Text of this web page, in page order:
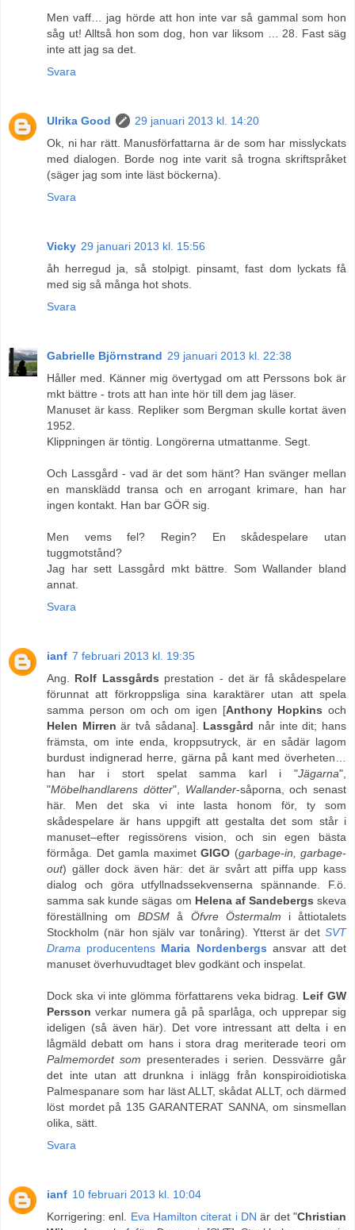
Men vaff… jag hörde att hon inte var så gammal som hon
såg ut! Alltså hon som dog, hon var liksom … 28. Fast säg
inte att jag sa det.
Svara
Ulrika Good
29 januari 2013 kl. 14:20
Ok, ni har rätt. Manusförfattarna är de som har misslyckats
med dialogen. Borde nog inte varit så trogna skriftspråket
(säger jag som inte läst böckerna).
Svara
Vicky 29 januari 2013 kl. 15:56
åh herregud ja, så stolpigt. pinsamt, fast dom lyckats få
med sig så många hot shots.
Svara
Gabrielle Björnstrand 29 januari 2013 kl. 22:38
Håller med. Känner mig övertygad om att Perssons bok är
mkt bättre - trots att han inte hör till dem jag läser.
Manuset är kass. Repliker som Bergman skulle kortat även
1952.
Klippningen är töntig. Longörerna utmattanme. Segt.
Och Lassgård - vad är det som hänt? Han svänger mellan
en mansklädd transa och en arrogant krimare, han har
ingen kontakt. Han bar GÖR sig.
Men vems fel? Regin? En skådespelare utan
tuggmotstånd?
Jag har sett Lassgård mkt bättre. Som Wallander bland
annat.
Svara
ianf 7 februari 2013 kl. 19:35
Ang. Rolf Lassgårds prestation - det är få skådespelare
förunnat att förkroppsliga sina karaktärer utan att spela
samma person om och om igen [Anthony Hopkins och
Helen Mirren är två sådana]. Lassgård når inte dit; hans
främsta, om inte enda, kroppsutryck, är en sådär lagom
burdust indignerad herre, gärna på kant med överheten…
han har i stort spelat samma karl i "Jägarna",
"Möbelhandlarens dötter", Wallander-såporna, och senast
här. Men det ska vi inte lasta honom för, ty som
skådespelare är hans uppgift att gestalta det som står i
manuset–efter regissörens vision, och sin egen bästa
förmåga. Det gamla maximet GIGO (garbage-in, garbage-
out) gäller dock även här: det är svårt att piffa upp kass
dialog och göra utfyllnadssekvenserna spännande. F.ö.
samma sak kunde sägas om Helena af Sandebergs skeva
föreställning omBDSM å Öfvre Östermalm i åttiotalets
Stockholm (när hon själv var tonåring). Ytterst är det SVT
Drama producentens Maria Nordenbergs ansvar att det
manuset överhuvudtaget blev godkänt och inspelat.
Dock ska vi inte glömma författarens veka bidrag. Leif GW
Persson verkar numera gå på sparlåga, och upprepar sig
ideligen (så även här). Det vore intressant att delta i en
lågmäld debatt om hans i stora drag meriterade teori om
Palmemordet som presenterades i serien. Dessvärre går
det inte utan att drunkna i inlägg från konspiroidiotiska
Palmespanare som har läst ALLT, skådat ALLT, och därmed
löst mordet på 135 GARANTERAT SANNA, om sinsmellan
olika, sätt.
Svara
ianf 10 februari 2013 kl. 10:04
Korrigering: enl. Eva Hamilton citerat i DN är det "Christian